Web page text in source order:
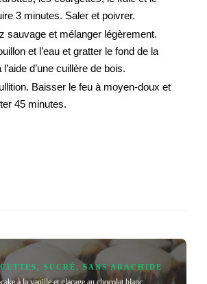
3 minutes. Saler et poivrer.
sauvage et mélanger légèrement.
et l’eau et gratter le fond de la
d’une cuillère de bois.
Baisser le feu à moyen-doux et
45 minutes.
, SUCRÉ, SANS ARACHIDE
à la vanille et glaçage au chocolat blanc